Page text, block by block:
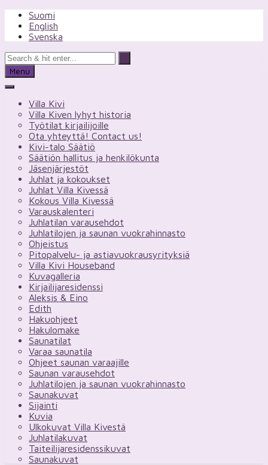
Skip
content
Suomi
English
Svenska
Menu
Villa Kivi
Villa Kiven lyhyt historia
Työtilat kirjailijoille
Ota yhteyttä! Contact us!
Kivi-talo Säätiö
Säätiön hallitus ja henkilökunta
Jäsenjärjestöt
Juhlat ja kokoukset
Juhlat Villa Kivessä
Kokous Villa Kivessä
Varauskalenteri
Juhlatilan varausehdot
Juhlatilojen ja saunan vuokrahinnasto
Ohjeistus
Pitopalvelu- ja astiavuokrausyrityksiä
Villa Kivi Houseband
Kuvagalleria
Kirjailijaresidenssi
Aleksis & Eino
Edith
Hakuohjeet
Hakulomake
Saunatilat
Varaa saunatila
Ohjeet saunan varaajille
Saunan varausehdot
Juhlatilojen ja saunan vuokrahinnasto
Saunakuvat
Sijainti
Kuvia
Ulkokuvat Villa Kivestä
Juhlatilakuvat
Taiteilijaresidenssikuvat
Saunakuvat